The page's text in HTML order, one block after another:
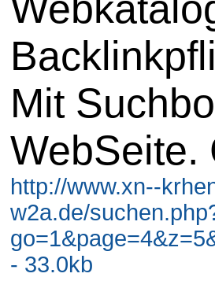
Mit
WebSeite.
http://www.xn--
w2a.de/
- 33.0kb